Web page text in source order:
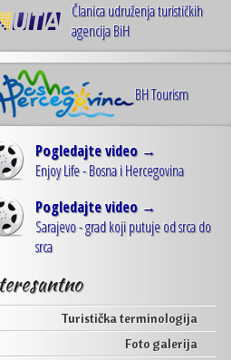
Članica udruženja turističkih
agencija BiH
BH Tourism
Pogledajte video →
Enjoy Life - Bosna i Hercegovina
Pogledajte video →
Sarajevo - grad koji putuje od srca do
srca
Turistička terminologija
Foto galerija